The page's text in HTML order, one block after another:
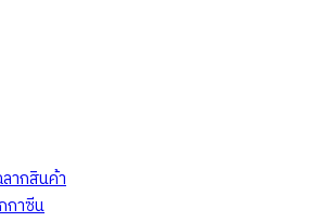
ากสินค้า
กาซีน